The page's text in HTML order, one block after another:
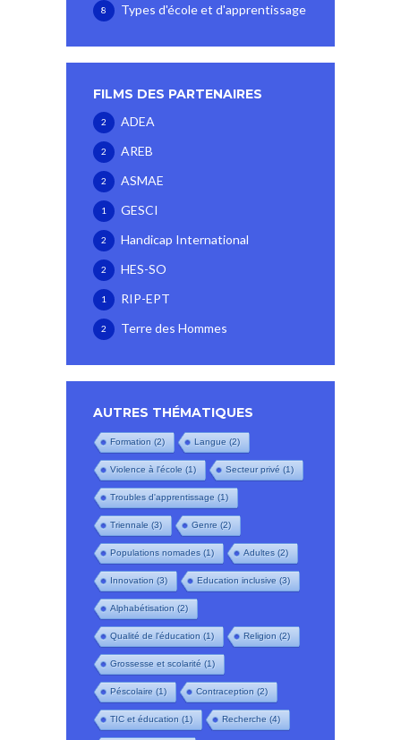
Types d'école et d'apprentissage
8
FILMS DES PARTENAIRES
ADEA
2
AREB
2
ASMAE
2
GESCI
1
Handicap International
2
HES-SO
2
RIP-EPT
1
Terre des Hommes
2
AUTRES THÉMATIQUES
Formation (2) Langue (2)
Violence à l'école (1) Secteur privé (1)
Troubles d'apprentissage (1)
Triennale (3) Genre (2)
Populations nomades (1) Adultes (2)
Innovation (3) Education inclusive (3)
Alphabétisation (2)
Qualité de l'éducation (1) Religion (2)
Grossesse et scolarité (1)
Péscolaire (1) Contraception (2)
TIC et éducation (1) Recherche (4)